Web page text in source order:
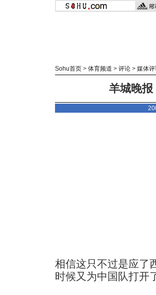
Sohu首页 > 体育频道 > 评论 > 媒体
羊城晚
相信这只不过是应了
时候又为中国队打开